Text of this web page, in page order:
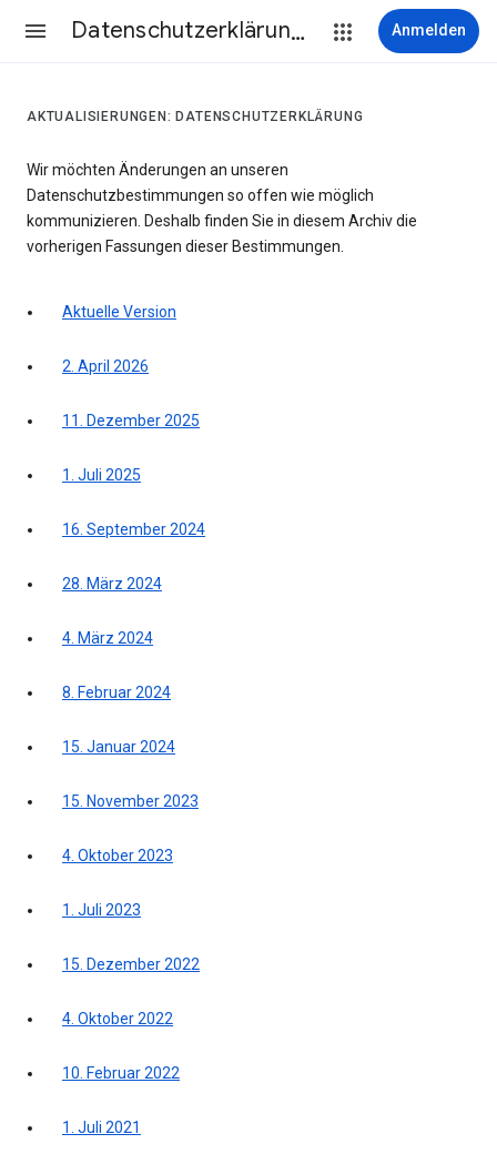
Datenschutzerklärung & Nutzungsbedingungen Anmelden
AKTUALISIERUNGEN: DATENSCHUTZERKLÄRUNG
Wir möchten Änderungen an unseren
Datenschutzbestimmungen so offen wie möglich
kommunizieren. Deshalb finden Sie in diesem Archiv die
vorherigen Fassungen dieser Bestimmungen.
Aktuelle Version
2. April 2026
11. Dezember 2025
1. Juli 2025
16. September 2024
28. März 2024
4. März 2024
8. Februar 2024
15. Januar 2024
15. November 2023
4. Oktober 2023
1. Juli 2023
15. Dezember 2022
4. Oktober 2022
10. Februar 2022
1. Juli 2021